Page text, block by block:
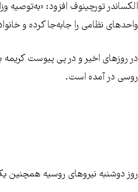
الکساندر تورچينوف افزود:
واحدهای نظامی را جابه‌جا کرده و
در روزهای اخیر و در پی پيوست کریمه
روسی در آمده است.
روز دوشنبه نيروهای روسيه همچنین